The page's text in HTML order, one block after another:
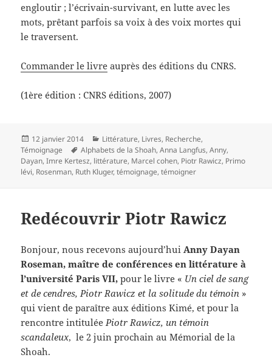
engloutir ; l’écrivain-survivant, en lutte avec les
mots, prêtant parfois sa voix à des voix mortes qui
le traversent.
Commander le livre auprès des éditions du CNRS.
(1ère édition : CNRS éditions, 2007)
Publié
le
12 janvier 2014 Catégories
Littérature, Livres, Recherche,
Témoignage
Mots-
clés
Alphabets de la Shoah,Anna Langfus,Anny,
Dayan,Imre Kertesz, littérature, Marcel cohen, Piotr Rawicz, Primo
lévi, Rosenman, Ruth Kluger,témoignage,témoigner
Redécouvrir Piotr Rawicz
Bonjour, nous recevons aujourd’hui Anny Dayan
Roseman, maître de conférences en littérature à
l’université Paris VII,pour le livre « Un ciel de sang
et de cendres, Piotr Rawicz et la solitude du témoin »
qui vient de paraître aux éditions Kimé, et pour la
rencontre intitulée Piotr Rawicz, un témoin
scandaleux, le 2 juin prochain au Mémorial de la
Shoah.